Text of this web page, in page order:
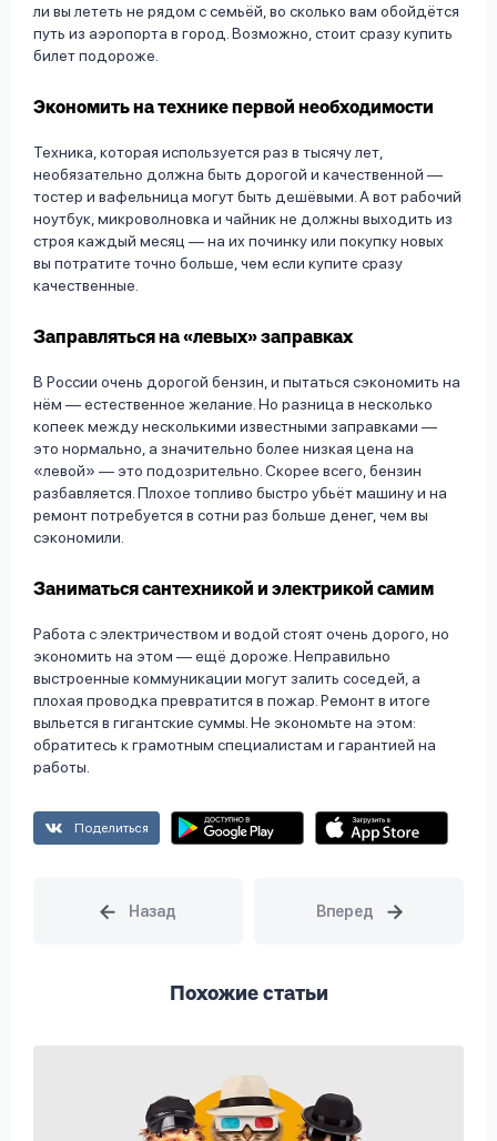
ли вы лететь не рядом с семьёй, во сколько вам обойдётся
путь из аэропорта в город. Возможно, стоит сразу купить
билет подороже.
Экономить на технике первой необходимости
Техника, которая используется раз в тысячу лет,
необязательно должна быть дорогой и качественной —
тостер и вафельница могут быть дешёвыми. А вот рабочий
ноутбук, микроволновка и чайник не должны выходить из
строя каждый месяц — на их починку или покупку новых
вы потратите точно больше, чем если купите сразу
качественные.
Заправляться на «левых» заправках
В России очень дорогой бензин, и пытаться сэкономить на
нём — естественное желание. Но разница в несколько
копеек между несколькими известными заправками —
это нормально, а значительно более низкая цена на
«левой» — это подозрительно. Скорее всего, бензин
разбавляется. Плохое топливо быстро убьёт машину и на
ремонт потребуется в сотни раз больше денег, чем вы
сэкономили.
Заниматься сантехникой и электрикой самим
Работа с электричеством и водой стоят очень дорого, но
экономить на этом — ещё дороже. Неправильно
выстроенные коммуникации могут залить соседей, а
плохая проводка превратится в пожар. Ремонт в итоге
выльется в гигантские суммы. Не экономьте на этом:
обратитесь к грамотным специалистам и гарантией на
работы.
Поделиться
Похожие статьи